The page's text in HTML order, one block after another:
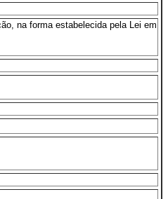
na forma estabelecida pela Lei em